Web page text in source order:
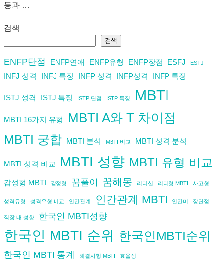
등과 …
검색
검색
ENFP단점 ENFP연애 ENFP유형 ENFP장점 ESFJ ESTJ
INFJ 성격 INFJ 특징 INFP 성격 INFP성격 INFP 특징
ISTJ 성격 ISTJ 특징 ISTP 단점 ISTP 특징 MBTI
MBTI 16가지 유형 MBTI A와 T 차이점
MBTI 궁합 MBTI 분석 MBTI 비교 MBTI 성격 분석
MBTI 성격 비교 MBTI 성향 MBTI 유형 비교
감성형 MBTI 감정형 꿈풀이 꿈해몽 리더십 리더형 MBTI 사고형
성격유형 성격유형 비교 인간관계 인간관계 MBTI 인간미 장단점
직장 내 성향 한국인 MBTI성향
한국인 MBTI 순위 한국인MBTI순위
한국인 MBTI 통계 해결사형 MBTI 효율성